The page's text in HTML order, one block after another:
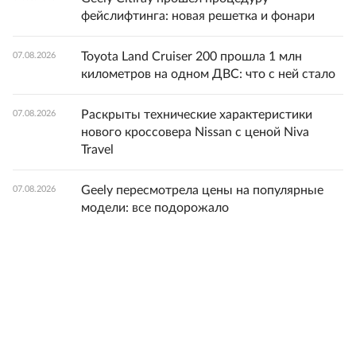
фейслифтинга: новая решетка и фонари
07.08.2026
Toyota Land Cruiser 200 прошла 1 млн
километров на одном ДВС: что с ней стало
07.08.2026
Раскрыты технические характеристики
нового кроссовера Nissan с ценой Niva
Travel
07.08.2026
Geely пересмотрела цены на популярные
модели: все подорожало